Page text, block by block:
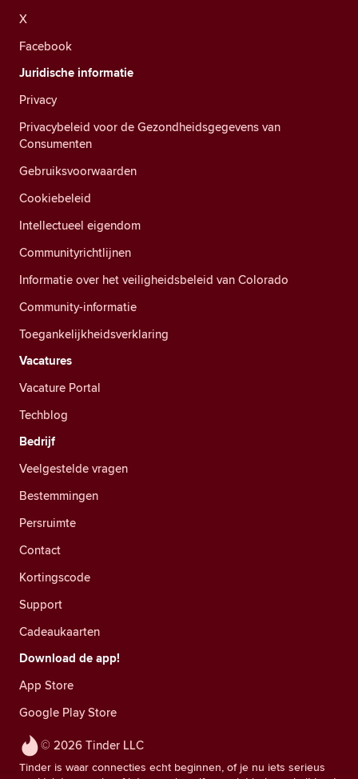
© 2026 Tinder LLC
Tinder is waar connecties echt beginnen, of je nu iets serieus
X
Facebook
Juridische informatie
Privacy
Privacybeleid voor de Gezondheidsgegevens van
Consumenten
Gebruiksvoorwaarden
Cookiebeleid
Intellectueel eigendom
Communityrichtlijnen
Informatie over het veiligheidsbeleid van Colorado
Community-informatie
Toegankelijkheidsverklaring
Vacatures
Vacature Portal
Techblog
Bedrijf
Veelgestelde vragen
Bestemmingen
Persruimte
Contact
Kortingscode
Support
Cadeaukaarten
Download de app!
App Store
Google Play Store